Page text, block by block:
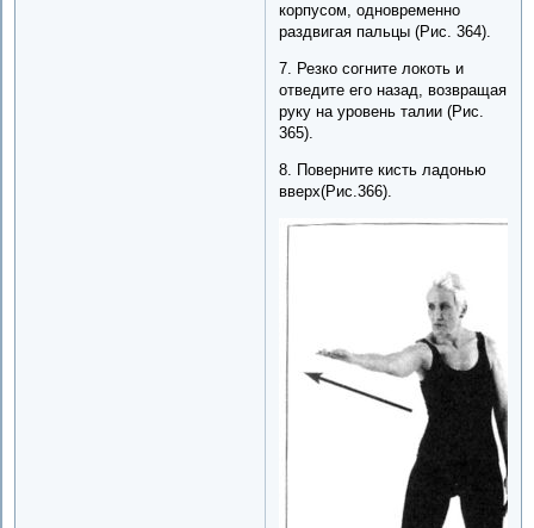
корпусом, одновременно
раздвигая пальцы (Рис. 364).
7. Резко согните локоть и
отведите его назад, возвращая
руку на уровень талии (Рис.
365).
8. Поверните кисть ладонью
вверх(Рис.366).